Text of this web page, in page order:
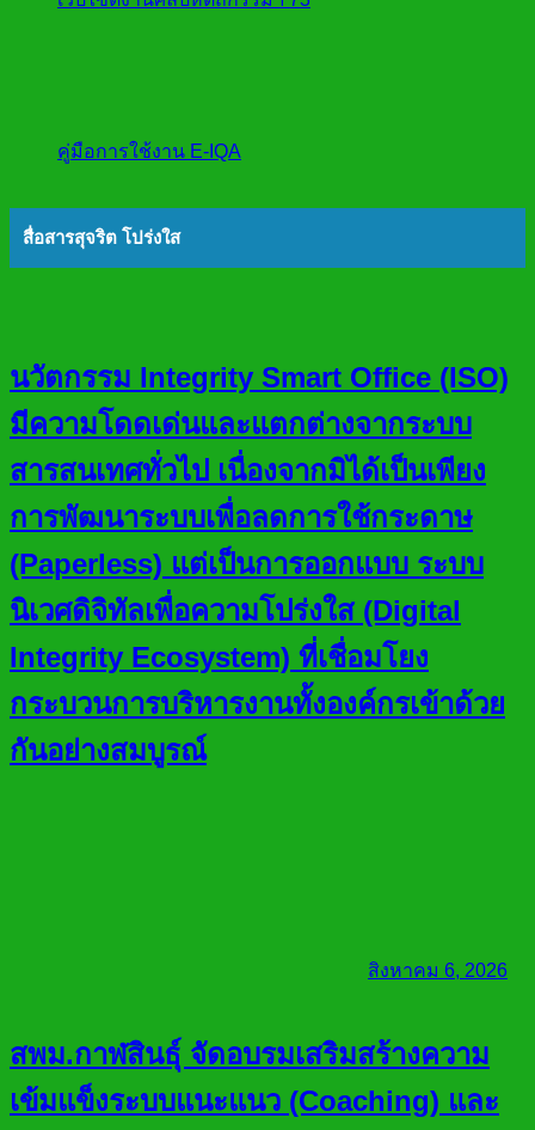
คู่มือการใช้งาน E-IQA
สื่อสารสุจริต โปร่งใส
นวัตกรรม Integrity Smart Office (ISO)
มีความโดดเด่นและแตกต่างจากระบบ
สารสนเทศทั่วไป เนื่องจากมิได้เป็นเพียง
การพัฒนาระบบเพื่อลดการใช้กระดาษ
(Paperless) แต่เป็นการออกแบบ ระบบ
นิเวศดิจิทัลเพื่อความโปร่งใส (Digital
Integrity Ecosystem) ที่เชื่อมโยง
กระบวนการบริหารงานทั้งองค์กรเข้าด้วย
กันอย่างสมบูรณ์
สิงหาคม 6, 2026
สพม.กาฬสินธุ์ จัดอบรมเสริมสร้างความ
เข้มแข็งระบบแนะแนว (Coaching) และ